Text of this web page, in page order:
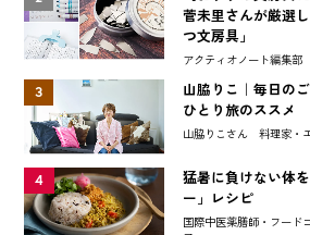
菅未里さんが厳選
つ文房具」
アクティオノート編集部
3
山脇りこ｜毎日の
ひとり旅のススメ
山脇りこさん 料理家・
4
猛暑に負けない体
ー」レシピ
国際中医薬膳師・フード